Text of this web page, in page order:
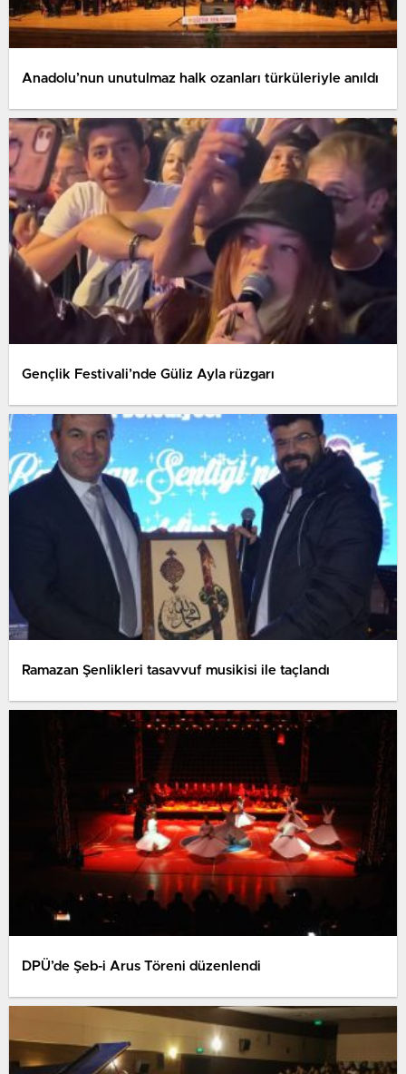
Anadolu’nun unutulmaz halk ozanları türküleriyle anıldı
Gençlik Festivali’nde Güliz Ayla rüzgarı
Ramazan Şenlikleri tasavvuf musikisi ile taçlandı
DPÜ’de Şeb-i Arus Töreni düzenlendi